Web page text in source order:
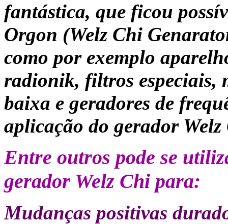
fantástica, que ficou
Orgon (Welz Chi
como por exemplo
radionik, filtros especiais,
baixa e geradores de
aplicação do gerador
Entre outros pode se
gerador Welz Chi para:
Mudanças positivas